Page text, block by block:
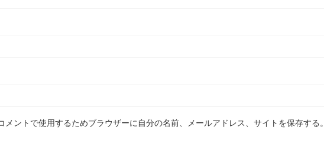
メントで使用するためブラウザーに自分の名前、メールアドレス、サイトを保存する。